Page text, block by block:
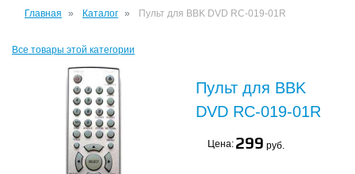
Главная Каталог Пульт для BBK DVD RC-019-01R
Все товары этой категории
Пульт для BBK
DVD RC-019-01R
Цена: 299 руб.